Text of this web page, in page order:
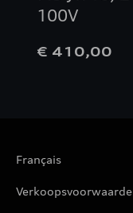
100V
€ 410,00
Français